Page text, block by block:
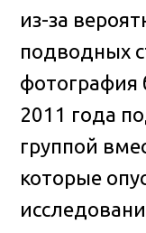
из-за
подводных
фотография
2011 года
группой
которые